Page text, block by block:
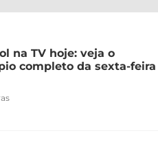
na TV hoje: veja o
completo da sexta-feira